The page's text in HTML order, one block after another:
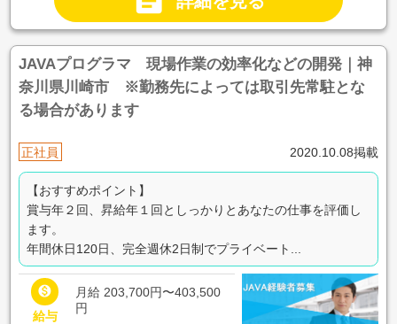
JAVAプログラマ 現場作業の効率化などの開発｜神
奈川県川崎市 ※勤務先によっては取引先常駐とな
る場合があります
正社員 2020.10.08掲載
【おすすめポイント】
賞与年２回、昇給年１回としっかりとあなたの仕事を評価し
ます。
年間休日120日、完全週休2日制でプライベート...

給与
月給 203,700円〜403,500
円